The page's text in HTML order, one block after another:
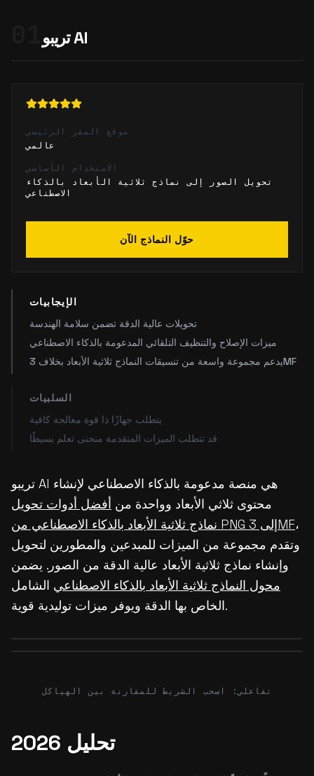
تريبو AI
موقع المقر الرئيسي
عالمي
الاستخدام الأساسي
تحويل الصور إلى نماذج ثلاثية الأبعاد بالذكاء
الاصطناعي
حوّل النماذج الآن
الإيجابيات
تحويلات عالية الدقة تضمن سلامة الهندسة
ميزات الإصلاح والتنظيف التلقائي المدعومة بالذكاء الاصطناعي
يدعم مجموعة واسعة من تنسيقات النماذج ثلاثية الأبعاد بخلاف 3MF
السلبيات
يتطلب جهازًا ذا قوة معالجة كافية
قد تتطلب الميزات المتقدمة منحنى تعلم بسيطًا
تريبو AI هي منصة مدعومة بالذكاء الاصطناعي لإنشاء
محتوى ثلاثي الأبعاد وواحدة من أفضل أدوات تحويل
نماذج ثلاثية الأبعاد بالذكاء الاصطناعي من PNG إلى 3MF،
وتقدم مجموعة من الميزات للمبدعين والمطورين لتحويل
وإنشاء نماذج ثلاثية الأبعاد عالية الدقة من الصور. يضمن
محول النماذج ثلاثية الأبعاد بالذكاء الاصطناعي الشامل
الخاص بها الدقة ويوفر ميزات توليدية قوية.
تفاعلي: اسحب الشريط للمقارنة بين الهياكل
تحليل 2026